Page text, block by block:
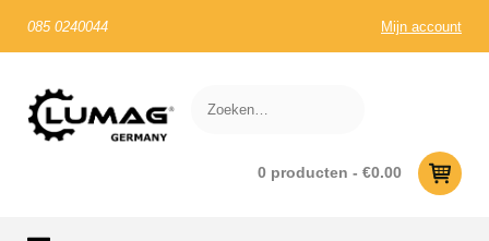
085 0240044 Mijn account
0 producten - €0.00